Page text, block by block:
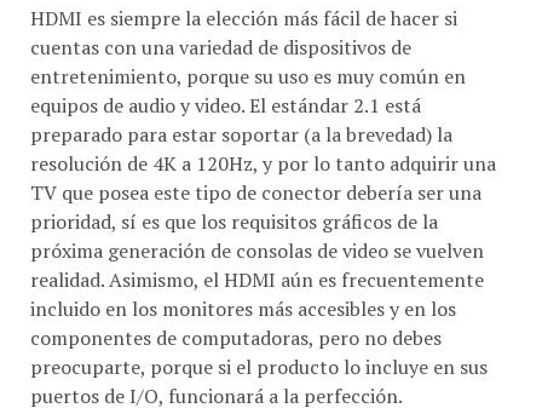
HDMI es siempre la elección más fácil de hacer si
cuentas con una variedad de dispositivos de
entretenimiento, porque su uso es muy común en
equipos de audio y video. El estándar 2.1 está
preparado para estar soportar (a la brevedad) la
resolución de 4K a 120Hz, y por lo tanto adquirir una
TV que posea este tipo de conector debería ser una
prioridad, sí es que los requisitos gráficos de la
próxima generación de consolas de video se vuelven
realidad. Asimismo, el HDMI aún es frecuentemente
incluido en los monitores más accesibles y en los
componentes de computadoras, pero no debes
preocuparte, porque si el producto lo incluye en sus
puertos de I/O, funcionará a la perfección.